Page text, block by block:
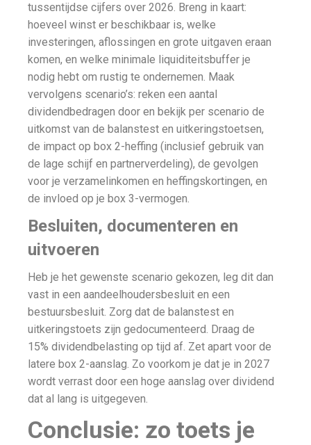
tussentijdse cijfers over 2026. Breng in kaart:
hoeveel winst er beschikbaar is, welke
investeringen, aflossingen en grote uitgaven eraan
komen, en welke minimale liquiditeitsbuffer je
nodig hebt om rustig te ondernemen. Maak
vervolgens scenario’s: reken een aantal
dividendbedragen door en bekijk per scenario de
uitkomst van de balanstest en uitkeringstoetsen,
de impact op box 2-heffing (inclusief gebruik van
de lage schijf en partnerverdeling), de gevolgen
voor je verzamelinkomen en heffingskortingen, en
de invloed op je box 3-vermogen.
Besluiten, documenteren en
uitvoeren
Heb je het gewenste scenario gekozen, leg dit dan
vast in een aandeelhoudersbesluit en een
bestuursbesluit. Zorg dat de balanstest en
uitkeringstoets zijn gedocumenteerd. Draag de
15% dividendbelasting op tijd af. Zet apart voor de
latere box 2-aanslag. Zo voorkom je dat je in 2027
wordt verrast door een hoge aanslag over dividend
dat al lang is uitgegeven.
Conclusie: zo toets je